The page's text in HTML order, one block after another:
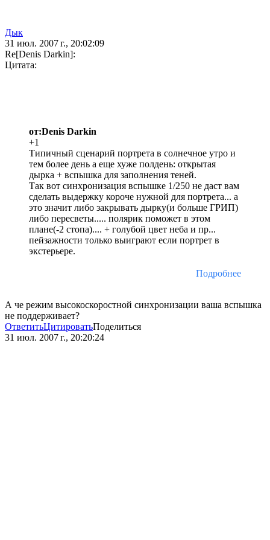
Дык
31 июл. 2007 г., 20:02:09
Re[Denis Darkin]:
Цитата:
от:Denis Darkin
+1
Типичный сценарий портрета в солнечное утро и
тем более день а еще хуже полдень: открытая
дырка + вспышка для заполнения теней.
Так вот синхронизация вспышке 1/250 не даст вам
сделать выдержку короче нужной для портрета... а
это значит либо закрывать дырку(и больше ГРИП)
либо пересветы..... полярик поможет в этом
плане(-2 стопа).... + голубой цвет неба и пр...
пейзажности только выиграют если портрет в
экстерьере.
Подробнее
А че режим высокоскоростной синхронизации ваша вспышка
не поддерживает?
ОтветитьЦитироватьПоделиться
31 июл. 2007 г., 20:20:24